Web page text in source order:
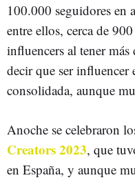
100.000 seguidores en
entre ellos, cerca de
influencers al tener
decir que ser influencer
consolidada, aunque
Anoche se celebraron
Creators 2023, que
en España, y aunque